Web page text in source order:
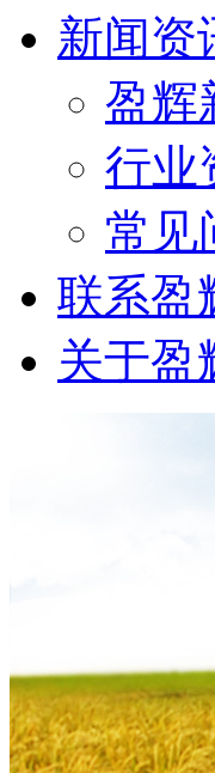
新闻资
盈辉
行业
常见
联系盈
关于盈